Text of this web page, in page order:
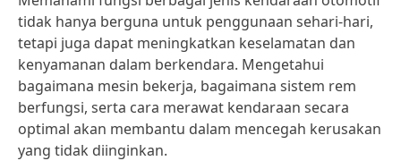
tidak hanya berguna untuk penggunaan sehari-hari,
tetapi juga dapat meningkatkan keselamatan dan
kenyamanan dalam berkendara. Mengetahui
bagaimana mesin bekerja, bagaimana sistem rem
berfungsi, serta cara merawat kendaraan secara
optimal akan membantu dalam mencegah kerusakan
yang tidak diinginkan.